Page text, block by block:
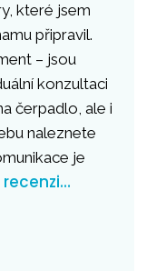
které jsem
připravil.
– jsou
konzultaci
čerpadlo, ale i
naleznete
je